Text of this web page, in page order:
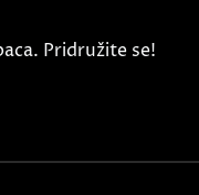
Pridružite se!